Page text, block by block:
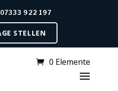
07333 922 197
STELLEN
0 Elemente